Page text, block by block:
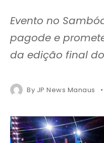
Evento no
pagode e
da edição final
By JP News Manaus